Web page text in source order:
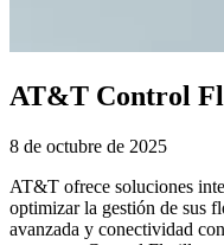
AT&T Control
8 de octubre de 2025
AT&T ofrece soluciones
optimizar la gestión de sus
avanzada y conectividad